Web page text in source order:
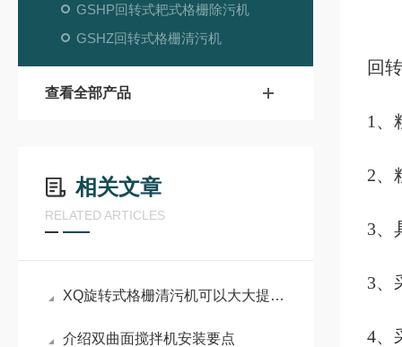
GSHP回转式耙式格栅除污机
GSHZ回转式格栅清污机
查看全部产品
相关文章
RELATED ARTICLES
XQ旋转式格栅清污机可以大大提高废水处理的效率和质量
介绍双曲面搅拌机安装要点
回
1、
2、
3、
3、
4、